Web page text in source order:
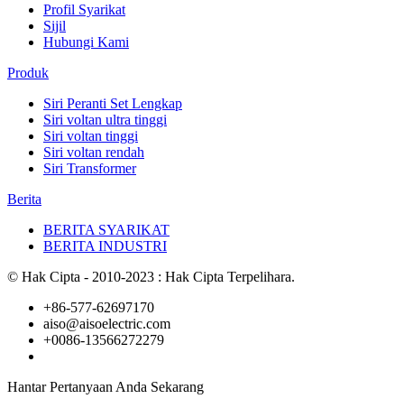
Profil Syarikat
Sijil
Hubungi Kami
Produk
Siri Peranti Set Lengkap
Siri voltan ultra tinggi
Siri voltan tinggi
Siri voltan rendah
Siri Transformer
Berita
BERITA SYARIKAT
BERITA INDUSTRI
© Hak Cipta - 2010-2023 : Hak Cipta Terpelihara.
+86-577-62697170
aiso@aisoelectric.com
+0086-13566272279
Hantar Pertanyaan Anda Sekarang